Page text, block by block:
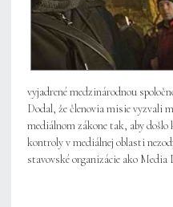
vyjadrené medzinárodnou
Dodal, že členovia misie vyzvali
mediálnom zákone tak, aby
kontroly v mediálnej oblasti
stavovské organizácie ako